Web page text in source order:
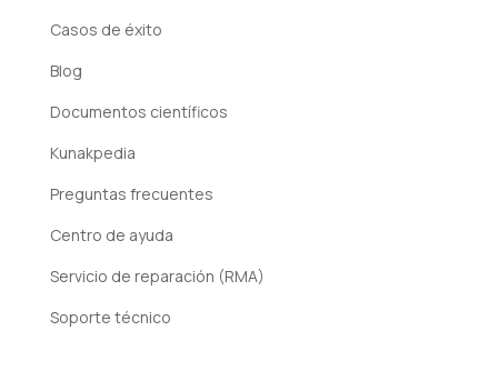
Casos de éxito
Blog
Documentos científicos
Kunakpedia
Preguntas frecuentes
Centro de ayuda
Servicio de reparación (RMA)
Soporte técnico